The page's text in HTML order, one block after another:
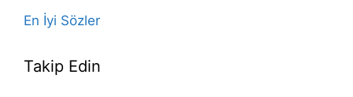
En İyi Sözler
Takip Edin